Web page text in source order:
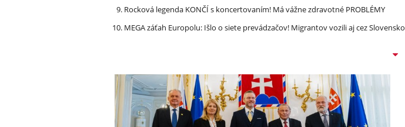
Rocková legenda KONČÍ s koncertovaním! Má vážne zdravotné PROBLÉMY
MEGA záťah Europolu: Išlo o siete prevádzačov! Migrantov vozili aj cez Slovensko